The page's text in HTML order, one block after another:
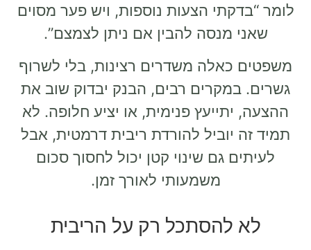
לומר “בדקתי הצעות נוספות, ויש פער מסוים
שאני מנסה להבין אם ניתן לצמצם”.
משפטים כאלה משדרים רצינות, בלי לשרוף
גשרים. במקרים רבים, הבנק יבדוק שוב את
ההצעה, יתייעץ פנימית, או יציע חלופה. לא
תמיד זה יוביל להורדת ריבית דרמטית, אבל
לעיתים גם שינוי קטן יכול לחסוך סכום
משמעותי לאורך זמן.
לא להסתכל רק על הריבית